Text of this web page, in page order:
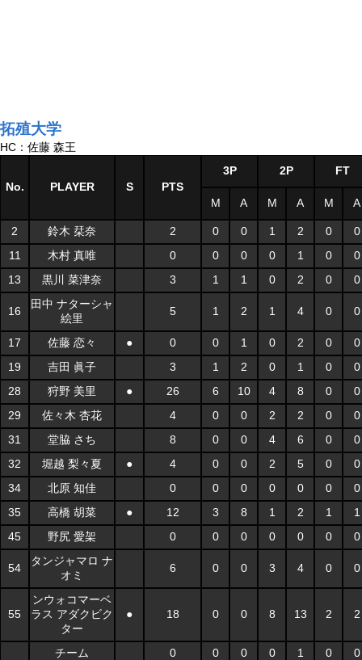
拓殖大学
HC：佐藤 森王
No. PLAYER S PTS
3P 2P FT
M A M A M A
2 鈴木 栞奈 2 0 0 1 2 0
0
11
木村 真唯 0 0 0 0 1 0
0
13
黒川 菜津奈 3 1 1 0 2 0 0
16
田中 ナターシャ
絵里
5 1 2 1 4 0 0
17 佐藤 恋々 ● 0 0 1 0 2 0
0
19
吉田 眞子 3 1 2 0 1 0
0
28
狩野 美里 ● 26 6 10 4 8 0
0
29
佐々木 杏花 4 0 0 2 2 0
0
31
堂脇 さち 8 0 0 4 6 0
0
32
堀越 梨々夏 ● 4 0 0 2 5 0
0
34
北原 知佳 0 0 0 0 0 0
0
35
高橋 胡菜 ● 12 3 8 1 2 1
1
45
野尻 愛架 0 0 0 0 0 0 0
54
タンジャマロ ナ
オミ
6 0 0 3 4 0 0
55
ンウォコマーベ
ラス アダクビク
ター
● 18 0 0 8 13 2 2
チーム 0 0 0 0 1 0 0